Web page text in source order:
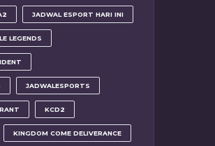
JADWAL ESPORT HARI INI
LEGENDS
JADWALESPORTS
KCD2
KINGDOM COME DELIVERANCE